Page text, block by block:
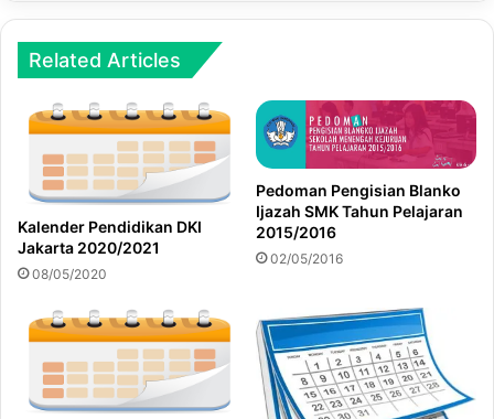
Related Articles
Kalender Pendidikan DKI
Jakarta 2020/2021
08/05/2020
Pedoman Pengisian Blanko
Ijazah SMK Tahun Pelajaran
2015/2016
02/05/2016